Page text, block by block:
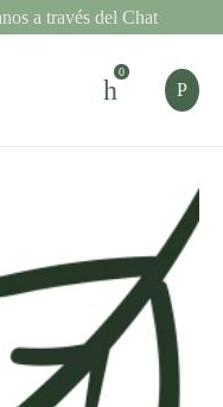
a través del Chat
0